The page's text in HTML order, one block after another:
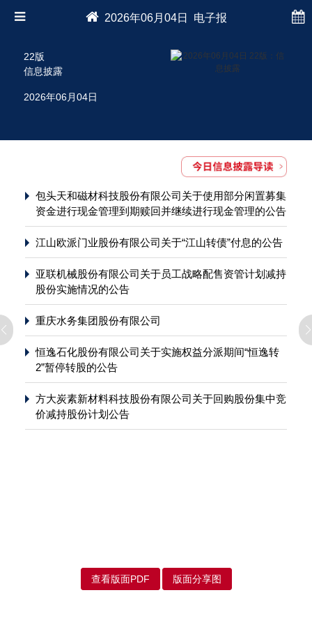
2026年06月04日 电子报
22版
信息披露
2026年06月04日
包头天和磁材科技股份有限公司关于使用部分闲置募集
资金进行现金管理到期赎回并继续进行现金管理的公告
江山欧派门业股份有限公司关于“江山转债”付息的公告
亚联机械股份有限公司关于员工战略配售资管计划减持
股份实施情况的公告
重庆水务集团股份有限公司
恒逸石化股份有限公司关于实施权益分派期间“恒逸转
2”暂停转股的公告
方大炭素新材料科技股份有限公司关于回购股份集中竞
价减持股份计划公告
查看版面PDF 版面分享图